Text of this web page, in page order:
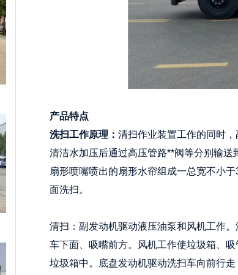
产品特点
洗扫工作原理： 清扫作业装置工作的同时
清洁水加压后通过高压管路**阀等分别输送
扇形喷嘴喷出的扇形水帘组成一总宽不小
面洗扫。
清扫：副发动机驱动液压油泵和风机工作
车下面、吸嘴前方。风机工作使垃圾箱、
垃圾箱中。底盘发动机驱动洗扫车向前行